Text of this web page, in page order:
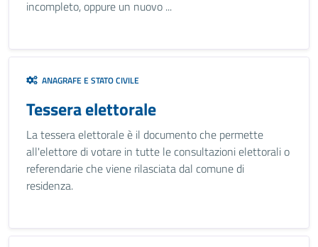
incompleto, oppure un nuovo ...
ANAGRAFE E STATO CIVILE
Tessera elettorale
La tessera elettorale è il documento che permette
all'elettore di votare in tutte le consultazioni elettorali o
referendarie che viene rilasciata dal comune di
residenza.